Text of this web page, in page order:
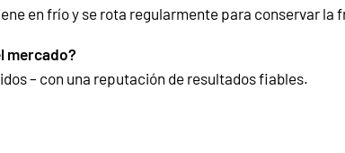
en frío y se rota regularmente para conservar la
mercado?
– con una reputación de resultados fiables.